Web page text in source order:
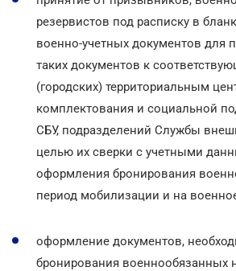
резервистов под расписку в
военно-учетных документов для
таких документов к
(городских) территориальным
комплектования и социальной
СБУ, подразделений Службы
целью их сверки с учетными
оформления бронирования
период мобилизации и на
оформление документов,
бронирования военнообязанных